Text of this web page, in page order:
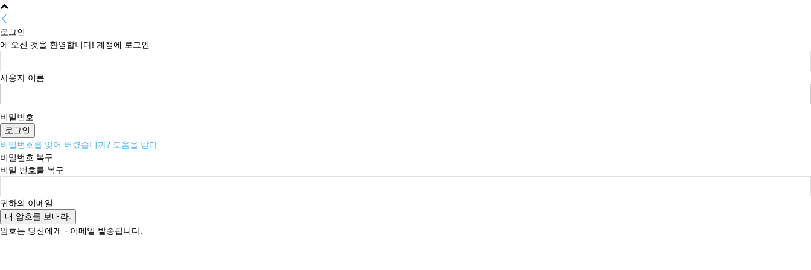
로그인
에 오신 것을 환영합니다! 계정에 로그인
사용자 이름
비밀번호
비밀번호를 잊어 버렸습니까? 도움을 받다
비밀번호 복구
비밀 번호를 복구
귀하의 이메일
암호는 당신에게 - 이메일 발송됩니다.